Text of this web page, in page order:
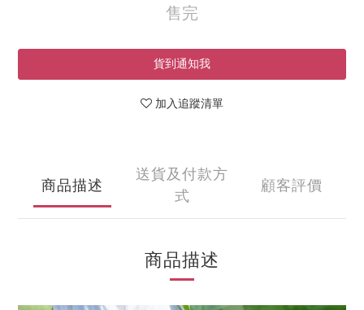
售完
貨到通知我
加入追蹤清單
商品描述
送貨及付款方
式
顧客評價
商品描述